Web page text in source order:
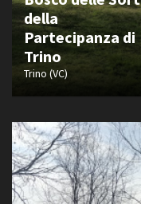
della
Partecipanza di
Trino
Trino (VC)